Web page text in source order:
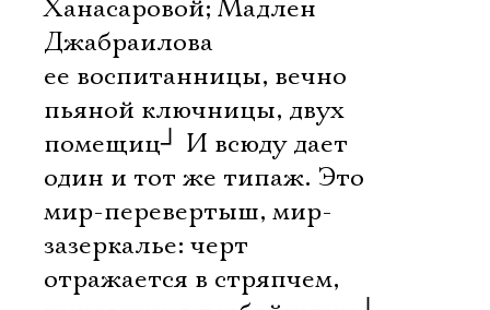
Ханасаровой; Мадлен
Джабраилова 
ее воспитанницы, вечно
пьяной ключницы, двух
помещиц┘ И всюду дает
один и тот же типаж. Это
мир-перевертыш, мир-
зазеркалье: черт
отражается в стряпчем,
Имя
Ознакомиться